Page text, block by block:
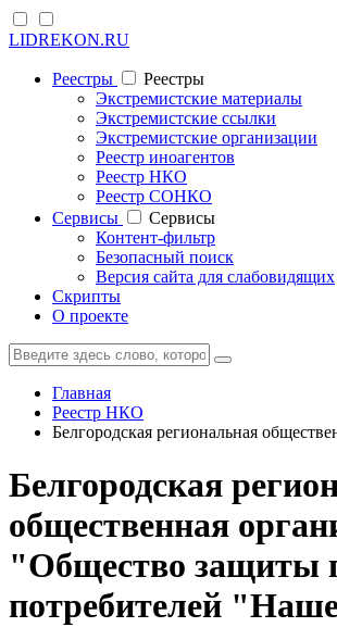
LIDREKON.RU
Реестры
Реестры
Экстремистские материалы
Экстремистские ссылки
Экстремистские организации
Реестр иноагентов
Реестр НКО
Реестр СОНКО
Cервисы
Cервисы
Контент-фильтр
Безопасный поиск
Версия сайта для слабовидящих
Скрипты
О проекте
Главная
Реестр НКО
Белгородская региональная
Белгородская
общественная
"Общество защиты
потребителей